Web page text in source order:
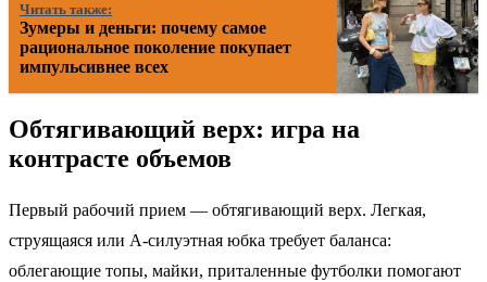
Читать также:
Зумеры и деньги: почему самое
рациональное поколение покупает
импульсивнее всех
Обтягивающий верх: игра на
контрасте объемов
Первый рабочий прием — обтягивающий верх. Легкая,
струящаяся или А-силуэтная юбка требует баланса:
облегающие топы, майки, приталенные футболки помогают